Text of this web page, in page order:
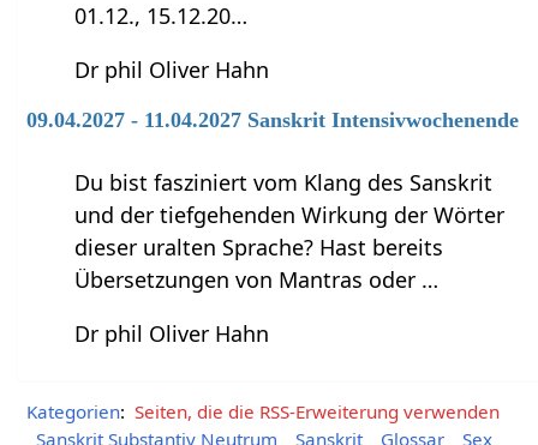
01.12., 15.12.20…
Dr phil Oliver Hahn
09.04.2027 - 11.04.2027 Sanskrit Intensivwochenende
Du bist fasziniert vom Klang des Sanskrit
und der tiefgehenden Wirkung der Wörter
dieser uralten Sprache? Hast bereits
Übersetzungen von Mantras oder …
Dr phil Oliver Hahn
Kategorien: Seiten, die die RSS-Erweiterung verwenden
Sanskrit Substantiv Neutrum
Sanskrit Glossar Sex